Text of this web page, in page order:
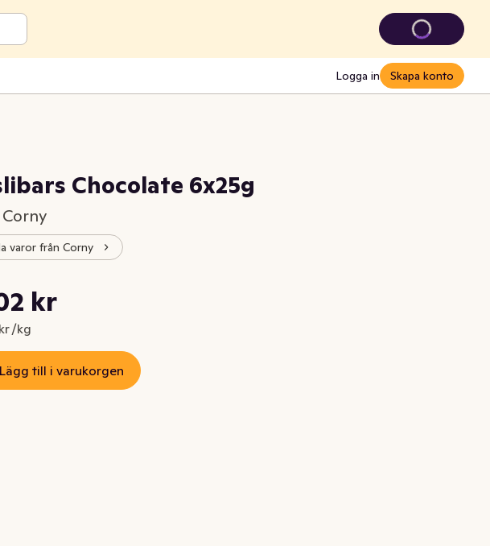
Logga in Skapa konto
Chocolate 6x25g
varor från Corny
pris är: 34,02 kr
kr
/kg
226,80 kr /kg
Lägg till i varukorgen